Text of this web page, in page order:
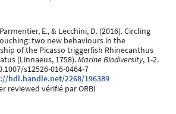
E., & Lecchini, D. (2016). Circling
two new behaviours in the
of the Picasso triggerfish Rhinecanthus
(Linnaeus, 1758).Marine Biodiversity, 1-2.
s12526-016-0464-7
hdl.handle.net/2268/196389
reviewed vérifié par ORBi